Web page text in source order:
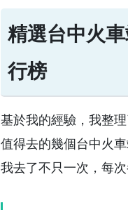
精選台中火
行榜
基於我的經驗，我整
值得去的幾個台中火
我去了不只一次，每次